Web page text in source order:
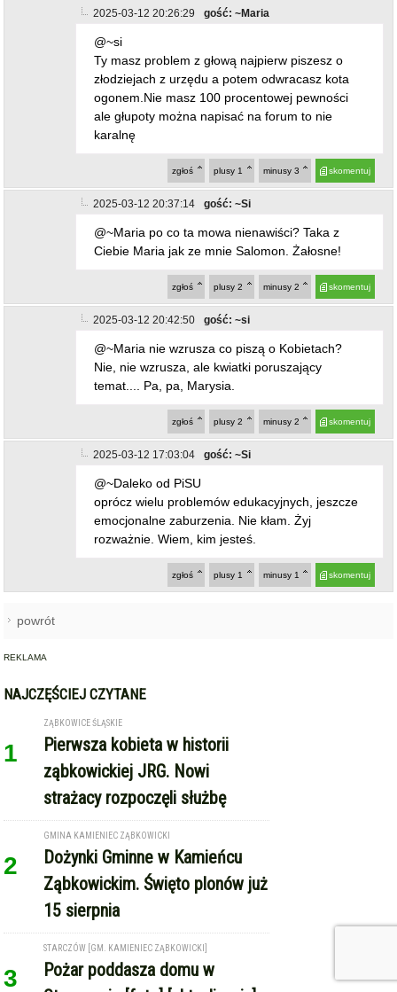
2025-03-12 20:26:29 gość: ~Maria
@~si
Ty masz problem z głową najpierw piszesz o
złodziejach z urzędu a potem odwracasz kota
ogonem.Nie masz 100 procentowej pewności
ale głupoty można napisać na forum to nie
karalnę
skomentuj
minusy 3
plusy 1
zgłoś
2025-03-12 20:37:14 gość: ~Si
@~Maria po co ta mowa nienawiści? Taka z
Ciebie Maria jak ze mnie Salomon. Żałosne!
skomentuj
minusy 2
plusy 2
zgłoś
2025-03-12 20:42:50 gość: ~si
@~Maria nie wzrusza co piszą o Kobietach?
Nie, nie wzrusza, ale kwiatki poruszający
temat.... Pa, pa, Marysia.
skomentuj
minusy 2
plusy 2
zgłoś
2025-03-12 17:03:04 gość: ~Si
@~Daleko od PiSU
oprócz wielu problemów edukacyjnych, jeszcze
emocjonalne zaburzenia. Nie kłam. Żyj
rozważnie. Wiem, kim jesteś.
skomentuj
minusy 1
plusy 1
zgłoś
powrót
REKLAMA
NAJCZĘŚCIEJ CZYTANE
1
ZĄBKOWICE ŚLĄSKIE
Pierwsza kobieta w historii
ząbkowickiej JRG. Nowi
strażacy rozpoczęli służbę
2
GMINA KAMIENIEC ZĄBKOWICKI
Dożynki Gminne w Kamieńcu
Ząbkowickim. Święto plonów już
15 sierpnia
3
STARCZÓW [GM. KAMIENIEC ZĄBKOWICKI]
Pożar poddasza domu w